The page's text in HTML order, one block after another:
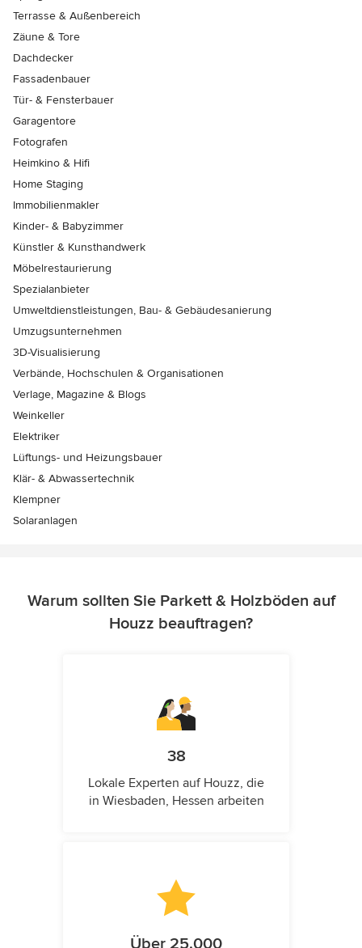
Terrasse & Außenbereich
Zäune & Tore
Dachdecker
Fassadenbauer
Tür- & Fensterbauer
Garagentore
Fotografen
Heimkino & Hifi
Home Staging
Immobilienmakler
Kinder- & Babyzimmer
Künstler & Kunsthandwerk
Möbelrestaurierung
Spezialanbieter
Umweltdienstleistungen, Bau- & Gebäudesanierung
Umzugsunternehmen
3D-Visualisierung
Verbände, Hochschulen & Organisationen
Verlage, Magazine & Blogs
Weinkeller
Elektriker
Lüftungs- und Heizungsbauer
Klär- & Abwassertechnik
Klempner
Solaranlagen
Warum sollten Sie Parkett & Holzböden auf
Houzz beauftragen?
38
Lokale Experten auf Houzz, die
in Wiesbaden, Hessen arbeiten